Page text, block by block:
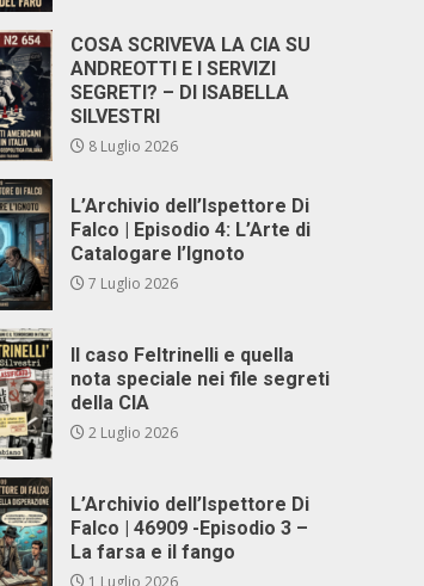
COSA SCRIVEVA LA CIA SU
ANDREOTTI E I SERVIZI
SEGRETI? – DI ISABELLA
SILVESTRI
8 Luglio 2026
L’Archivio dell’Ispettore Di
Falco | Episodio 4: L’Arte di
Catalogare l’Ignoto
7 Luglio 2026
Il caso Feltrinelli e quella
nota speciale nei file segreti
della CIA
2 Luglio 2026
L’Archivio dell’Ispettore Di
Falco | 46909 -Episodio 3 –
La farsa e il fango
1 Luglio 2026